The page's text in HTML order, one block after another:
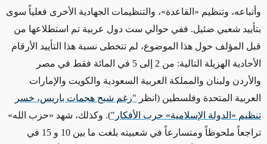
وأتباعه، وتنظيم «القاعدة»، والتنظيمات الجهادية الأخرى فعلياً سوى
بتأييد شعبي ضئيل. ففي حوالي ست دول عربية تم استطلاعها من
قبل المؤلف حول هذا الموضوع، لم تتخطى نسبة هذا التأييد الأرقام
الأحادية الهزيلة التالية: من 2 إلى 5 في المائة فقط في مصر
والأردن ولبنان والمملكة العربية السعودية والكويت والإمارات
العربية المتحدة وفلسطين (انظر "رغم شبح هجمات باريس، خسر
تنظيم «الدولة الإسلامية» حرب الأفكار"). وكذلك، شهد «حزب الله»
تراجعاً ملحوظاً ومتسارعاً في شعبيته بلغت ما بين 10 و 15 في